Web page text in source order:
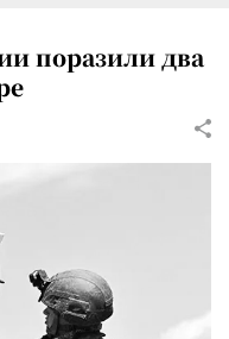
поразили два